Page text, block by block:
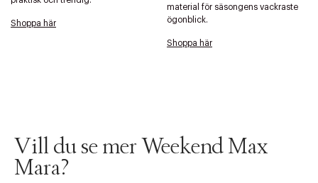
Shoppa här
material för säsongens vackraste
ögonblick.
Shoppa här
Vill du se mer Weekend Max
Mara?